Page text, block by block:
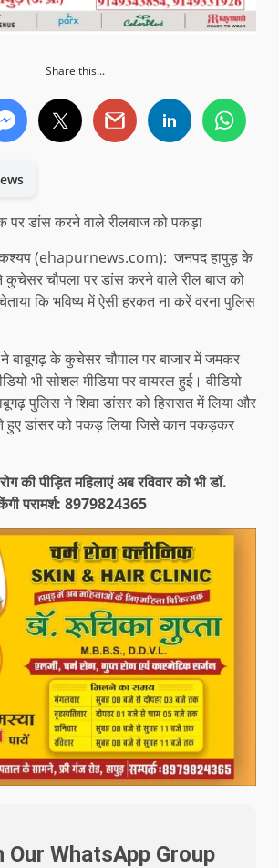
Share this...
पर डांस करने वाले रीलबाज को पकड़ा
(ehapurnews.com): जनपद हापुड़ के
कुचेसर चौपला पर डांस करने वाले रील बाज को
कि भविष्य में ऐसी हरकत ना करें वरना पुलिस
बाबूगढ़ के कुचेसर चौपाल पर बाजार में जमकर
भी सोशल मीडिया पर वायरल हुई। वीडियो
पुलिस ने शिवा डांसर को हिरासत में लिया और
हुए डांसर को पकड़ लिया जिसे कान पकड़कर
की पीड़ित महिलाएं अब रविवार को भी डॉ.
परामर्श: 8979824365
Our WhatsApp Group